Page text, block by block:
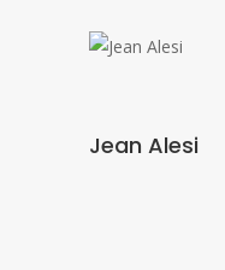
Jean Alesi